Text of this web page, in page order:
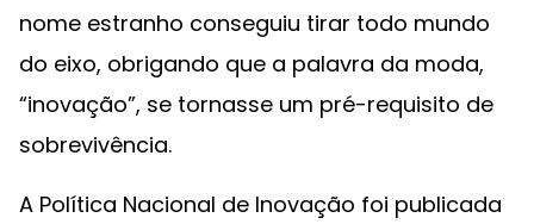
nome estranho conseguiu tirar todo mundo
do eixo, obrigando que a palavra da moda,
“inovação”, se tornasse um pré-requisito de
sobrevivência.
A Política Nacional de Inovação foi publicada